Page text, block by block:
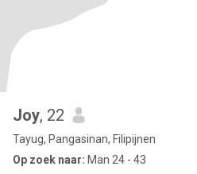
Joy, 22
Tayug, Pangasinan, Filipijnen
Op zoek naar: Man 24 - 43